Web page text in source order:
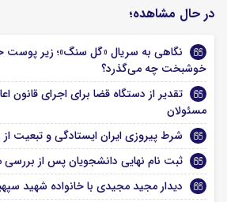
در حال مشاهده؛
نگاهی به سریال «گل سنگ»؛ زیر پوست
خوشبخت چه می‌گذرد؟
تقدیر از دستگاه قضا برای اجرای قانون
مسئولان
شرط پیروزی ایران ایستادگی و تبعیت
ثبت نام نهایی دانشجویان پس از
دیدار مجید مجیدی با خانواده شهید